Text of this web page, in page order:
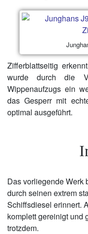
Zifferblattseitig
wurde durch die
Wippenaufzugs ein
das Gesperr mit
optimal ausgeführt.
Das vorliegende Werk
durch seinen extrem
Schiffsdiesel erinnert.
komplett gereinigt und
trotzdem.